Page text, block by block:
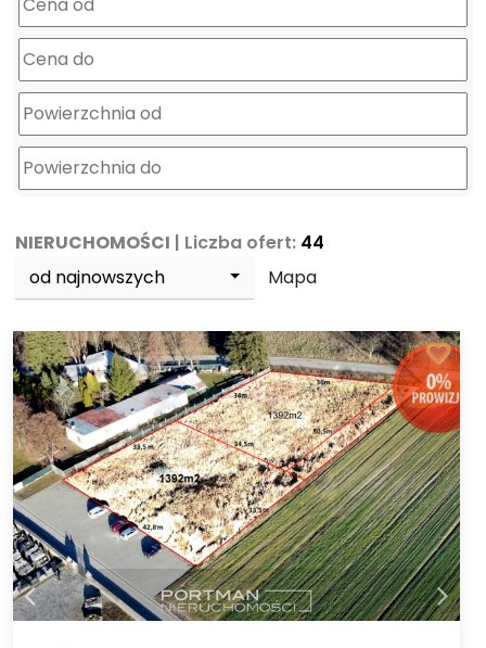
NIERUCHOMOŚCI | Liczba ofert: 44
od najnowszych
Mapa